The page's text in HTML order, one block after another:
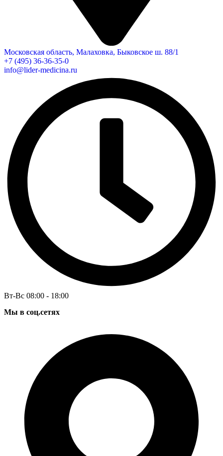
Московская область, Малаховка, Быковское ш. 88/1
+7 (495) 36-36-35-0
info@lider-medicina.ru
Вт-Вс 08:00 - 18:00
Мы в соц.сетях